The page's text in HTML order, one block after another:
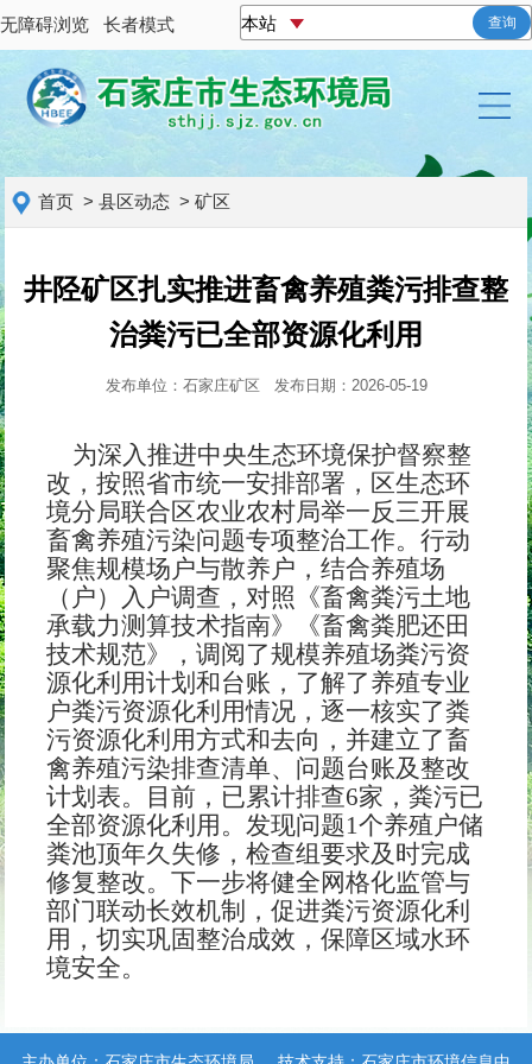
无障碍浏览 长者模式 查询
首页 >县区动态 >矿区
井陉矿区扎实推进畜禽养殖粪污排查整
治粪污已全部资源化利用
发布单位：石家庄矿区 发布日期：2026-05-19
为深入推进中央生态环境保护督察整
改，按照省市统一安排部署，区生态环
境分局联合区农业农村局举一反三开展
畜禽养殖污染问题专项整治工作。行动
聚焦规模场户与散养户，结合养殖场
（户）入户调查，对照《畜禽粪污土地
承载力测算技术指南》《畜禽粪肥还田
技术规范》，调阅了规模养殖场粪污资
源化利用计划和台账，了解了养殖专业
户粪污资源化利用情况，逐一核实了粪
污资源化利用方式和去向，并建立了畜
禽养殖污染排查清单、问题台账及整改
计划表。目前，已累计排查6家，粪污已
全部资源化利用。发现问题1个养殖户储
粪池顶年久失修，检查组要求及时完成
修复整改。下一步将健全网格化监管与
部门联动长效机制，促进粪污资源化利
用，切实巩固整治成效，保障区域水环
境安全。